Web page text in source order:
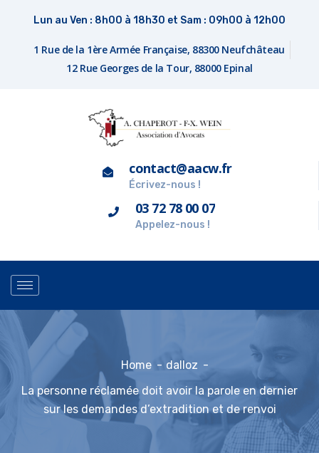
Lun au Ven : 8h00 à 18h30 et Sam : 09h00 à 12h00
1 Rue de la 1ère Armée Française, 88300 Neufchâteau
12 Rue Georges de la Tour, 88000 Epinal
contact@aacw.fr
Écrivez-nous !
03 72 78 00 07
Appelez-nous !
Home
dalloz
La personne réclamée doit avoir la parole en dernier
sur les demandes d’extradition et de renvoi